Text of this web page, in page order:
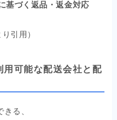
基づく返品・返金対応
り引用）
用可能な配送会社と配
る、